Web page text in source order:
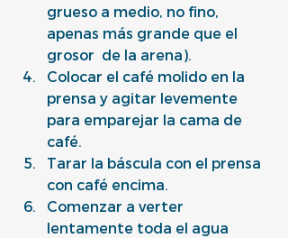
grueso a medio, no fino,
apenas más grande que el
grosor  de la arena).
Colocar el café molido en la
prensa y agitar levemente
para emparejar la cama de
café.
Tarar la báscula con el prensa
con café encima.
Comenzar a verter
lentamente toda el agua